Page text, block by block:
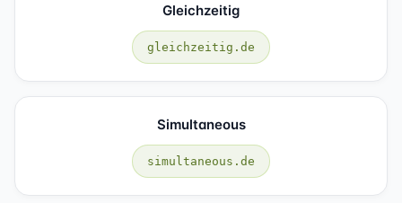
Gleichzeitig
gleichzeitig.de
Simultaneous
simultaneous.de